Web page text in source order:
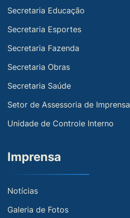
Secretaria Educação
Secretaria Esportes
Secretaria Fazenda
Secretaria Obras
Secretaria Saúde
Setor de Assessoria de Imprensa
Unidade de Controle Interno
Imprensa
Notícias
Galeria de Fotos